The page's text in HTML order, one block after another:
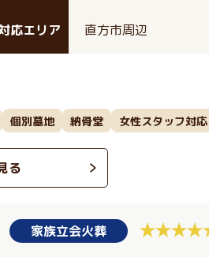
応エリア 直方市周辺
個別墓地 納骨堂 女性スタッフ対応
る
家族立会火葬